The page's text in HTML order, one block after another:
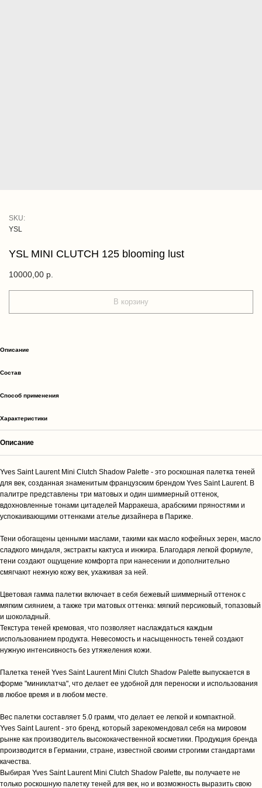
YSL MINI CLUTCH 125 blooming lust
YSL
SKU:
10000,00 р.
В корзину
Описание
Cостав
Способ применения
Характеристики
Описание
Yves Saint Laurent Mini Clutch Shadow Palette - это роскошная палетка теней
для век, созданная знаменитым французским брендом Yves Saint Laurent. В
палитре представлены три матовых и один шиммерный оттенок,
вдохновленные тонами цитаделей Марракеша, арабскими пряностями и
успокаивающими оттенками ателье дизайнера в Париже.
Тени обогащены ценными маслами, такими как масло кофейных зерен, масло
сладкого миндаля, экстракты кактуса и инжира. Благодаря легкой формуле,
тени создают ощущение комфорта при нанесении и дополнительно
смягчают нежную кожу век, ухаживая за ней.
Цветовая гамма палетки включает в себя бежевый шиммерный оттенок с
мягким сиянием, а также три матовых оттенка: мягкий персиковый, топазовый
и шоколадный.
Текстура теней кремовая, что позволяет наслаждаться каждым
использованием продукта. Невесомость и насыщенность теней создают
нужную интенсивность без утяжеления кожи.
Палетка теней Yves Saint Laurent Mini Clutch Shadow Palette выпускается в
форме "миниклатча", что делает ее удобной для переноски и использования
в любое время и в любом месте.
Вес палетки составляет 5.0 грамм, что делает ее легкой и компактной.
Yves Saint Laurent - это бренд, который зарекомендовал себя на мировом
рынке как производитель высококачественной косметики. Продукция бренда
производится в Германии, стране, известной своими строгими стандартами
качества.
Выбирая Yves Saint Laurent Mini Clutch Shadow Palette, вы получаете не
только роскошную палетку теней для век, но и возможность выразить свою